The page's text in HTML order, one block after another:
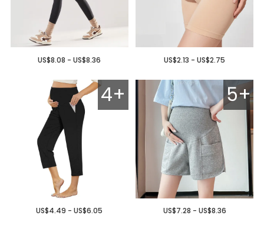
US$8.08 - US$8.36 US$2.13 - US$2.75
4+
US$4.49 - US$6.05
5+
US$7.28 - US$8.36